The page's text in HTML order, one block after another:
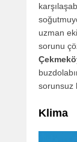
uzman
sorunu
sorunsuz
Klima